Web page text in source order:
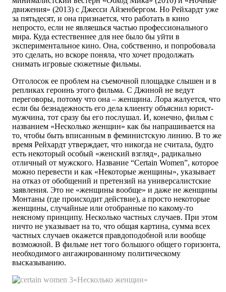
движения» (2013) с Джесси Айзенбергом. Но Рейхардт уже
за пятьдесят, и она признается, что работать в кино
непросто, если не являешься частью профессионального
мира. Куда естественнее для нее было бы уйти в
экспериментальное кино. Она, собственно, и попробовала
это сделать, но вскоре поняла, что хочет продолжать
снимать игровые сюжетные фильмы.
Отголосок ее проблем на съемочной площадке слышен и в
репликах героинь этого фильма. С Джиной не ведут
переговоры, потому что она – женщина. Лора жалуется, что
если бы безнадежность его дела клиенту объяснил юрист-
мужчина, тот сразу бы его послушал. И, конечно, фильм с
названием «Несколько женщин» как бы напрашивается на
то, чтобы быть вписанным в феминистскую линию. В то же
время Рейхардт утверждает, что никогда не считала, будто
есть некоторый особый «женский взгляд», радикально
отличный от мужского. Название “Certain Women”, которое
можно перевести и как «Некоторые женщины», указывает
на отказ от обобщений и претензий на универсалистские
заявления. Это не «женщины вообще» и даже не женщины
Монтаны (где происходит действие), а просто некоторые
женщины, случайные или отобранные по какому-то
неясному принципу. Несколько частных случаев. При этом
ничто не указывает на то, что общая картина, сумма всех
частных случаев окажется правдоподобной или вообще
возможной. В фильме нет того большого общего горизонта,
необходимого ангажированному политическому
высказыванию.
«Несколько женщин»